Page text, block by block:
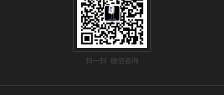
扫一扫 微信咨询